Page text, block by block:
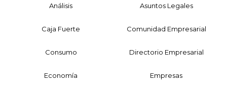
Análisis Asuntos Legales
Caja Fuerte Comunidad Empresarial
Consumo Directorio Empresarial
Economía Empresas